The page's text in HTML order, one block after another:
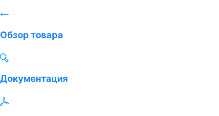
Обзор товара
Документация